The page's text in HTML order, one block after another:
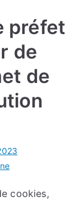
préfet
de
de
cookies,